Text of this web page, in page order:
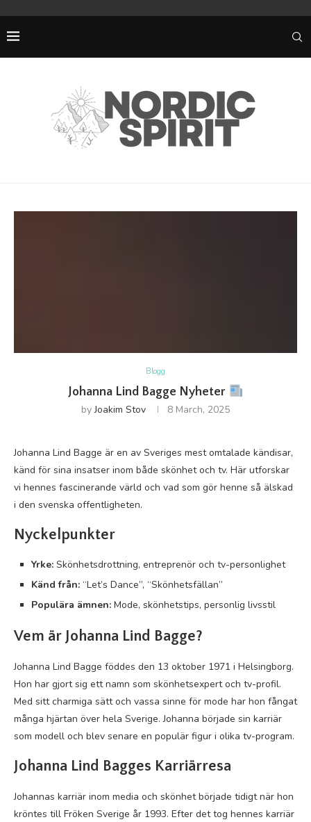
Blogg
Johanna Lind Bagge Nyheter
byJoakim Stov 8 March, 2025
Johanna Lind Bagge är en av Sveriges mest omtalade kändisar,
känd för sina insatser inom både skönhet och tv. Här utforskar
vi hennes fascinerande värld och vad som gör henne så älskad
i den svenska offentligheten.
Nyckelpunkter
Yrke: Skönhetsdrottning, entreprenör och tv-personlighet
Känd från: “Let’s Dance”, “Skönhetsfällan”
Populära ämnen: Mode, skönhetstips, personlig livsstil
Vem är Johanna Lind Bagge?
Johanna Lind Bagge föddes den 13 oktober 1971 i Helsingborg.
Hon har gjort sig ett namn som skönhetsexpert och tv-profil.
Med sitt charmiga sätt och vassa sinne för mode har hon fångat
många hjärtan över hela Sverige. Johanna började sin karriär
som modell och blev senare en populär figur i olika tv-program.
Johanna Lind Bagges Karriärresa
Johannas karriär inom media och skönhet började tidigt när hon
kröntes till Fröken Sverige år 1993. Efter det tog hennes karriär